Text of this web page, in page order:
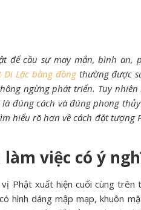
để cầu sự may mắn, bình an,
Di Lặc bằng đồngthường được
ngừng phát triển. Tuy
đúng cách và đúng phong
hiểu rõ hơn về cách đặt tượng
việc có ý
Phật xuất hiện cuối cùng trên
hình dáng mập mạp, khuôn